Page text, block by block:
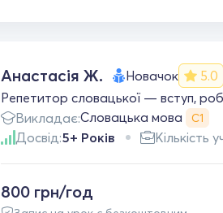
Анастасія Ж. Новачок
5.0
Репетитор словацької — вступ,
Викладає:Словацька мова С1
Досвід:5+ Років Кількість
800 грн/год